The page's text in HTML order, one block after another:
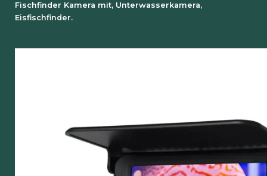
Fischfinder Kamera mit, Unterwasserkamera,
Eisfischfinder.